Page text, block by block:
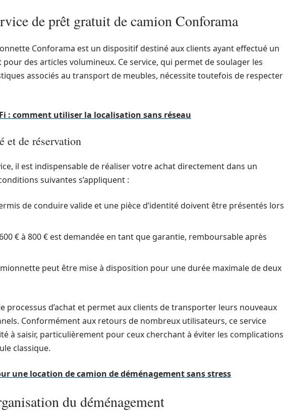
de prêt gratuit de camion Conforama
Conforama est un dispositif destiné aux clients ayant effectué un
des articles volumineux. Ce service, qui permet de soulager les
associés au transport de meubles, nécessite toutefois de respecter
: comment utiliser la localisation sans réseau
et de réservation
il est indispensable de réaliser votre achat directement dans un
suivantes s’appliquent :
de conduire valide et une pièce d’identité doivent être présentés lors
€ à 800 € est demandée en tant que garantie, remboursable après
peut être mise à disposition pour une durée maximale de deux
processus d’achat et permet aux clients de transporter leurs nouveaux
Conformément aux retours de nombreux utilisateurs, ce service
à saisir, particulièrement pour ceux cherchant à éviter les complications
classique.
une location de camion de déménagement sans stress
du déménagement